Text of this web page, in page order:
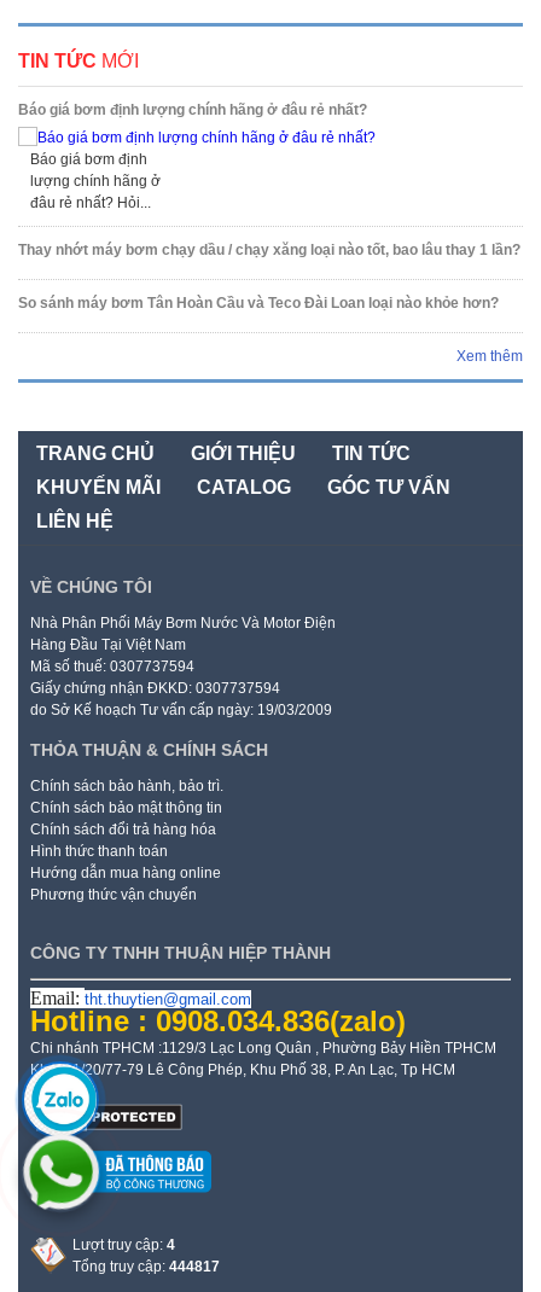
TIN TỨC MỚI
Báo giá bơm định lượng chính hãng ở đâu rẻ nhất?
Báo giá bơm định
lượng chính hãng ở
đâu rẻ nhất? Hỏi...
Thay nhớt máy bơm chạy dầu / chạy xăng loại nào tốt, bao lâu thay 1 lần?
So sánh máy bơm Tân Hoàn Cầu và Teco Đài Loan loại nào khỏe hơn?
Xem thêm
TRANG CHỦ GIỚI THIỆU
TIN TỨC
KHUYẾN MÃI
CATALOG
GÓC TƯ VẤN
LIÊN HỆ
VỀ CHÚNG TÔI
Nhà Phân Phối Máy Bơm Nước Và Motor Điện
Hàng Đầu Tại Việt Nam
Mã số thuế: 0307737594
Giấy chứng nhận ĐKKD: 0307737594
do Sở Kế hoạch Tư vấn cấp ngày: 19/03/2009
THỎA THUẬN & CHÍNH SÁCH
Chính sách bảo hành, bảo trì.
Chính sách bảo mật thông tin
Chính sách đổi trả hàng hóa
Hình thức thanh toán
Hướng dẫn mua hàng online
Phương thức vận chuyển
CÔNG TY TNHH THUẬN HIỆP THÀNH
Email: tht.thuytien@gmail.com
Hotline : 0908.034.836(zalo)
Chi nhánh TPHCM :1129/3 Lạc Long Quân , Phường Bảy Hiền TPHCM
Kho: 21/20/77-79 Lê Công Phép, Khu Phố 38, P. An Lạc, Tp HCM
Lượt truy cập: 4
Tổng truy cập: 444817